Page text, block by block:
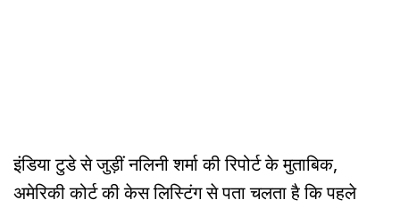
इंडिया टुडे से जुड़ीं नलिनी शर्मा की रिपोर्ट के मुताबिक,
अमेरिकी कोर्ट की केस लिस्टिंग से पता चलता है कि पहले